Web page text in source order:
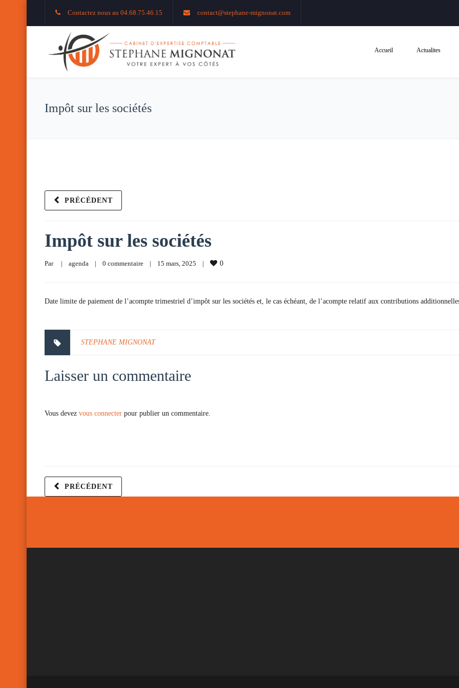
Contactez nous au 04.68.75.46.15 contact@stephane-mignonat.com
Accueil Actualites
Impôt sur les sociétés
PRÉCÉDENT
Impôt sur les sociétés
Par | agenda | 0 commentaire | 15 mars, 2025 | 0
Date limite de paiement de l’acompte trimestriel d’impôt sur les sociétés et, le cas échéant, de l’acompte relatif aux contributions
STEPHANE MIGNONAT
Laisser un commentaire
Vous devez vous connecter pour publier un commentaire.
PRÉCÉDENT